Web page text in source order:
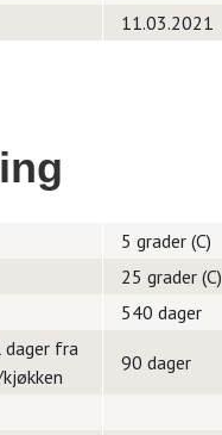
11.03.2021
5 grader (C)
25 grader (C)
540 dager
dager fra
90 dager